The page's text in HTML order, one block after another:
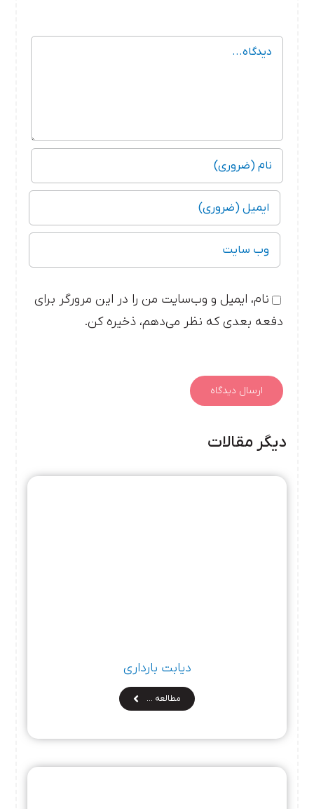
دیدگاه
نام، ایمیل و وب‌سایت من را در این مرورگر برای
دفعه بعدی که نظر می‌دهم، ذخیره کن.
دیگر مقالات
دیابت بارداری
مطالعه …